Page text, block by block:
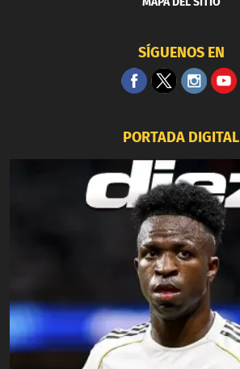
SÍGUENOS EN
PORTADA DIGITAL